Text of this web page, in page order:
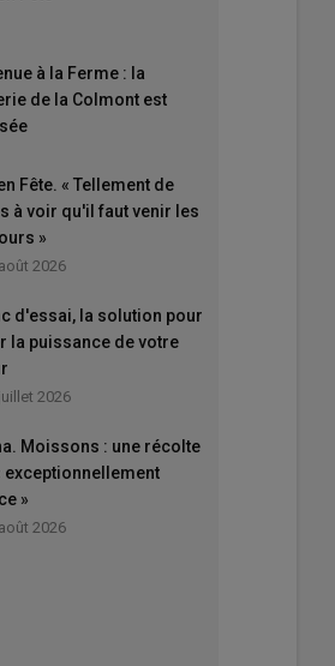
à la Ferme : la
de la Colmont est
Fête. « Tellement de
à voir qu'il faut venir les
»
2026
d'essai, la solution pour
la puissance de votre
2026
Moissons : une récolte
exceptionnellement
»
2026